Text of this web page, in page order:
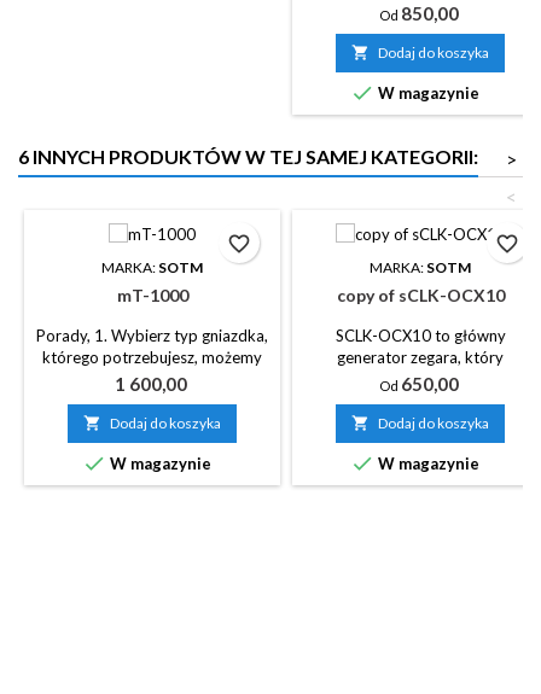
Od Cena
850,00
 Dodaj do koszyka
 W magazynie
6 INNYCH PRODUKTÓW W TEJ SAMEJ KATEGORII:
>
<
MARKA: SOTM
mT-1000
Porady, 1. Wybierz typ gniazdka,
którego potrzebujesz, możemy
zaoferować gniazdko
amerykańskie, SCHUKO i
brytyjskie. 2. Jeśli nie określisz
typu gniazdka, zostanie ono
przygotowane zgodnie z krajem,
w którym zostanie wysłane.
Cena
1 600,00
 Dodaj do koszyka
 W magazynie
favorite_border
MARKA: SOTM
copy of sCLK-OCX10
SCLK-OCX10 to główny
generator zegara, który
wytwarza sygnał zegarowy o
wysokiej czystości 10 MHz.
Od Cena
650,00
 Dodaj do koszyka
 W magazynie
favorite_border